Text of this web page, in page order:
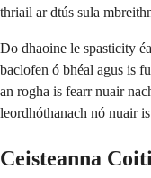
thriail ar dtús sula
Do dhaoine le spasticity
baclofen ó bhéal agus is
an rogha is fearr nuair
leordhóthanach nó nuair
Ceisteanna